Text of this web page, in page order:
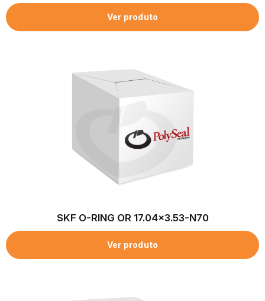
Ver produto
SKF O-RING OR 17.04×3.53-N70
Ver produto